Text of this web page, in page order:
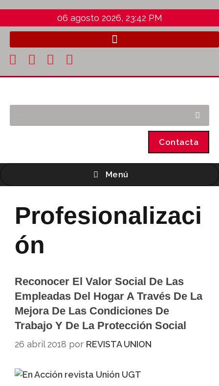
06 agosto 2026, 23:42 PM
Contacta
Menú
Profesionalizaci
ón
Reconocer El Valor Social De Las
Empleadas Del Hogar A Través De La
Mejora De Las Condiciones De
Trabajo Y De La Protección Social
26 abril 2018 por REVISTA UNION